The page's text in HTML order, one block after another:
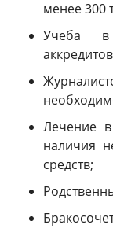
менее 300
Учеба в
Лечение
наличия
средств;